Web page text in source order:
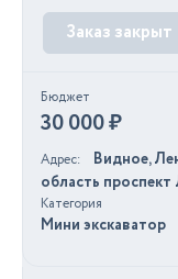
Заказ закрыт
Бюджет
30 000 ₽
Адрес
Видное,
область
Категория
Мини экскаватор